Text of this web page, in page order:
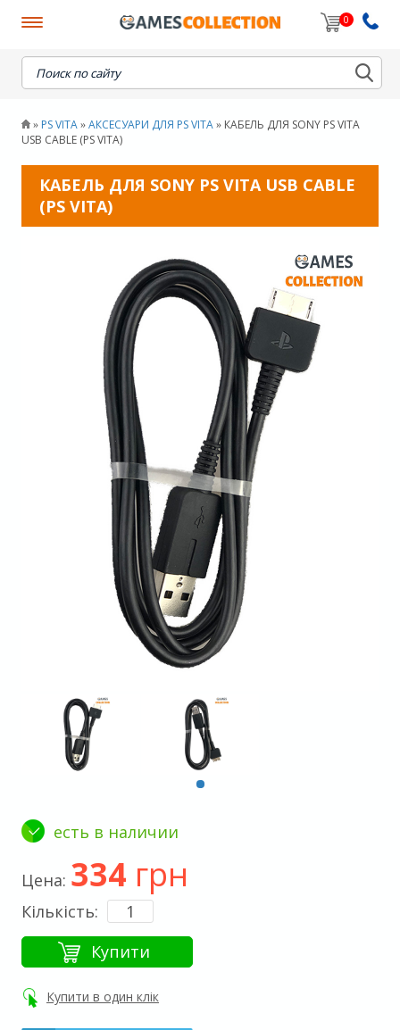
0
When autocomplete results are available use up and
» PS VITA » АКСЕСУАРИ ДЛЯ PS VITA » КАБЕЛЬ ДЛЯ SONY PS VITA
USB CABLE (PS VITA)
КАБЕЛЬ ДЛЯ SONY PS VITA USB CABLE
(PS VITA)
есть в наличии
Цена: 334 грн
Кількість:
Купити
Купити в один клік